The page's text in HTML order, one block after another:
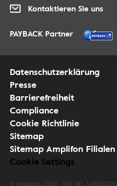
Kontaktieren Sie uns
PAYBACK Partner
Datenschutzerklärung
Presse
Barrierefreiheit
Compliance
Cookie Richtlinie
Sitemap
Sitemap Amplifon Filialen
Cookie Settings
© Amplifon, 2026 - VAT NO. 148890720